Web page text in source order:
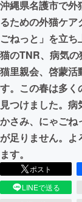
沖縄県名護市で外
るための外猫ケア
ごねっと」を立
猫のTNR、病気
猫里親会、啓蒙活
す。この春は多く
見つけました。病
かさみ、にゃごね
が足りません。よ
ます。
ポスト
LINEで送る